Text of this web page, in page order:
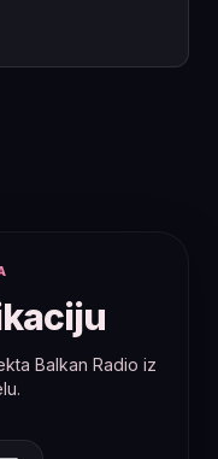
Balkan Radio iz